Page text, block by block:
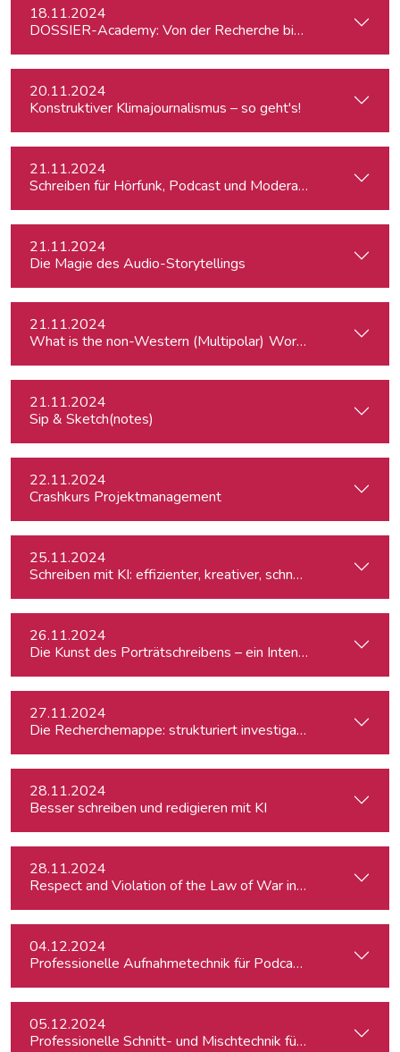
18.11.2024
DOSSIER-Academy: Von der Recherche bis zur
20.11.2024
Konstruktiver Klimajournalismus – so geht's!
21.11.2024
Schreiben für Hörfunk, Podcast und Moderation
21.11.2024
Die Magie des Audio-Storytellings
21.11.2024
What is
21.11.2024
Sip & Sketch(notes)
22.11.2024
Crashkurs Projektmanagement
25.11.2024
Schreiben mit KI: effizienter, kreativer, schneller
26.11.2024
Die Kunst des Porträtschreibens – ein Intensiv-Workshop
27.11.2024
Die Recherchemappe: strukturiert investigativ arbeiten,
28.11.2024
Besser schreiben und redigieren mit KI
28.11.2024
Respect and Violation of the Law of War in Ukraine and
04.12.2024
Professionelle Aufnahmetechnik für Podcasts
05.12.2024
Professionelle Schnitt- und Mischtechnik für Podcasts